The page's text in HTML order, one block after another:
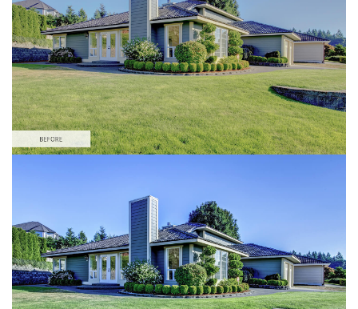
Lütfen seçin
Exterior Real Estate
(40 Lr Presets)
Real Estate Collection